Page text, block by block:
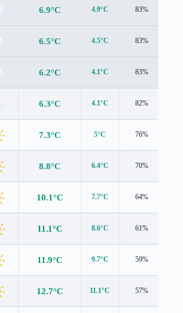
6.9°C 4.9°C 83%
6.5°C 4.5°C 83%
6.2°C 4.1°C 83%
6.3°C 4.1°C 82%
7.3°C 5°C 76%
8.8°C 6.4°C 70%
10.1°C 7.7°C 64%
11.1°C 8.6°C 61%
11.9°C 9.7°C 59%
12.7°C 11.1°C 57%